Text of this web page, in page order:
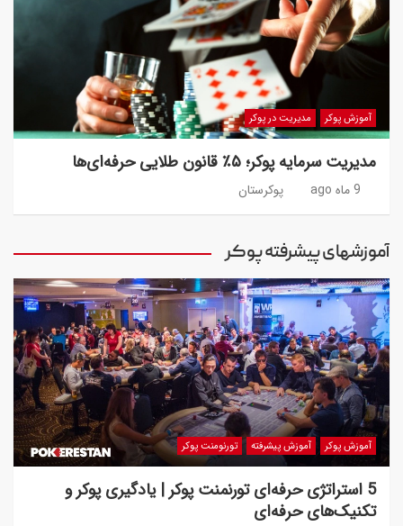
آموزش پوکر مدیریت در پوکر
مدیریت سرمایه پوکر؛ ۵٪ قانون طلایی حرفه‌ای‌ها
9 ماه ago پوکرستان
آموزشهای پیشرفته پوکر
آموزش پوکر آموزش پیشرفته تورنومنت پوکر
5 استراتژی حرفه‌ای تورنمنت پوکر | یادگیری پوکر و
تکنیک‌های حرفه‌ای